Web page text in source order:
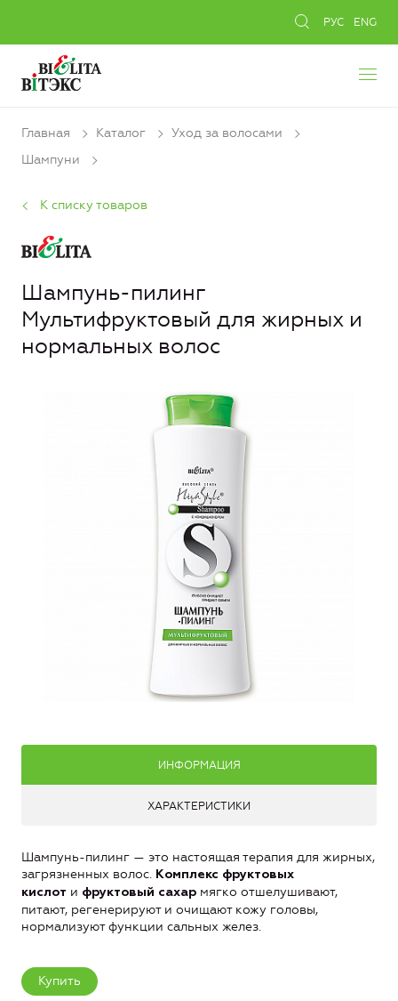
РУС ENG
Главная Каталог
Уход за волосами
Шампуни
К списку товаров
Шампунь-пилинг
Мультифруктовый для жирных и
нормальных волос
ИНФОРМАЦИЯ
ХАРАКТЕРИСТИКИ
Шампунь-пилинг — это настоящая терапия для жирных,
загрязненных волос. Комплекс фруктовых
кислот и фруктовый сахар мягко отшелушивают,
питают, регенерируют и очищают кожу головы,
нормализуют функции сальных желез.
Купить